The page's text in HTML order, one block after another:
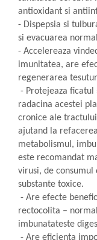
antioxidant si
- Dispepsia si
si evacuarea
- Accelereaza
imunitatea, are
regenerarea
- Protejeaza
radacina acestei
cronice ale
ajutand la
metabolismul,
este recomandat
virusi, de
substante toxice.
- Are efecte
rectocolita –
imbunatateste
- Are eficienta